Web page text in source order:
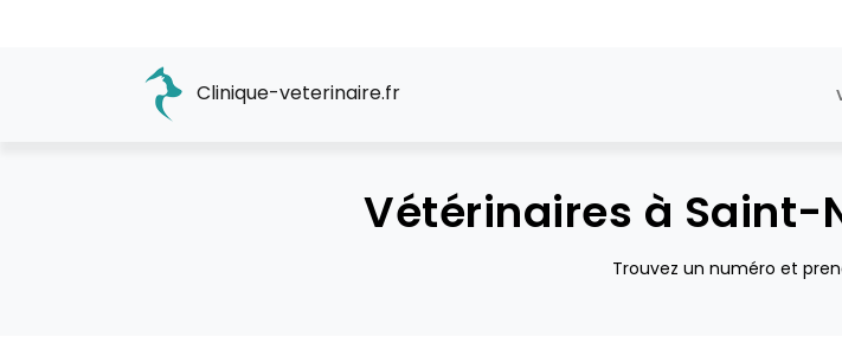
Clinique-veterinaire.fr
Vétérinaires à
Trouvez un numéro et